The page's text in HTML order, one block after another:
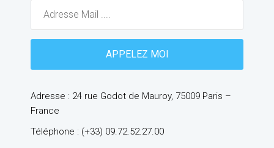
Adresse : 24 rue Godot de Mauroy, 75009 Paris –
France
Téléphone : (+33) 09.72.52.27.00